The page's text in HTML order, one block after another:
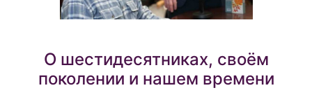
О шестидесятниках, своём
поколении и нашем времени